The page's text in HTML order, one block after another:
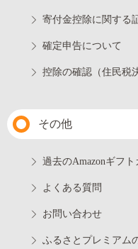
寄付金控除に関する
確定申告について
控除の確認（住民税
その他
過去のAmazonギフ
よくある質問
お問い合わせ
ふるさとプレミアム